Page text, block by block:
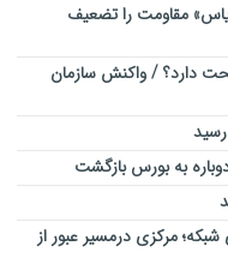
مقاومت را تضعیف
صحت دارد؟ / واکنش سازمان
به بورس بازگشت
شبکه؛ مرکزی درمسیر عبور از